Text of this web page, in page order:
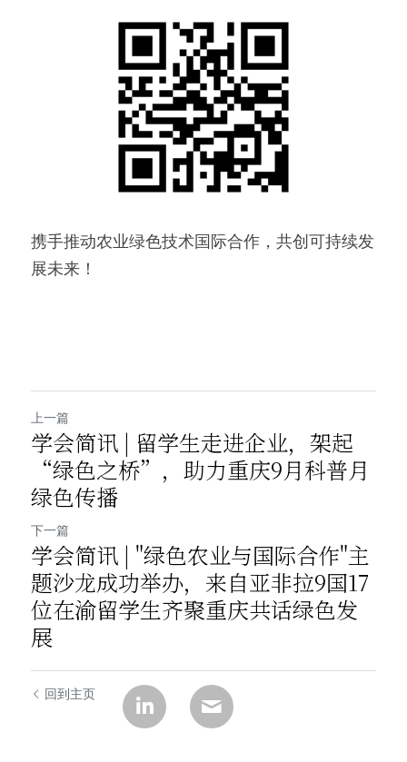
携手推动农业绿色技术国际合作，共创可持续发
展未来！
上一篇
学会简讯 | 留学生走进企业，架起
“绿色之桥”，助力重庆9月科普月
绿色传播
下一篇
学会简讯 | "绿色农业与国际合作"主
题沙龙成功举办，来自亚非拉9国17
位在渝留学生齐聚重庆共话绿色发
展
回到主页